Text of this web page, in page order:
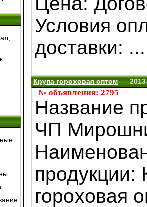
Условия
доставки: ...
№ объявления: 2795
Крупа гороховая оптом
Название
ЧП
продукции:
гороховая